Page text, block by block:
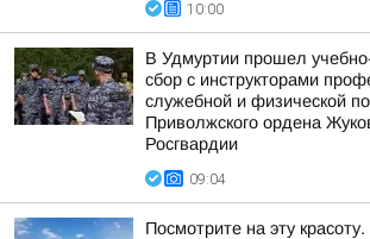
10:00
В Удмуртии прошел
сбор с инструкторами
служебной и физической
Приволжского ордена
Росгвардии
09:04
Посмотрите на эту красоту.